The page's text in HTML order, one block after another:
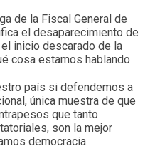
de la Fiscal General de
el desaparecimiento de
inicio descarado de la
cosa estamos hablando
país si defendemos a
única muestra de que
que tanto
son la mejor
democracia.